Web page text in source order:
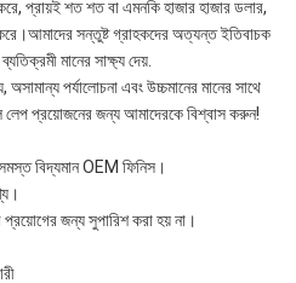
প্রায়ই শত শত বা এমনকি হাজার হাজার ডলার,
সন্তুষ্ট গ্রাহকদের অত্যন্ত ইতিবাচক
মানের সাক্ষ্য দেয়.
পর্যালোচনা এবং উচ্চমানের মানের সাথে
প্রয়োজনের জন্য আমাদেরকে বিশ্বাস করুন!
বিদ্যমান OEM ফিনিস।
জন্য সুপারিশ করা হয় না।